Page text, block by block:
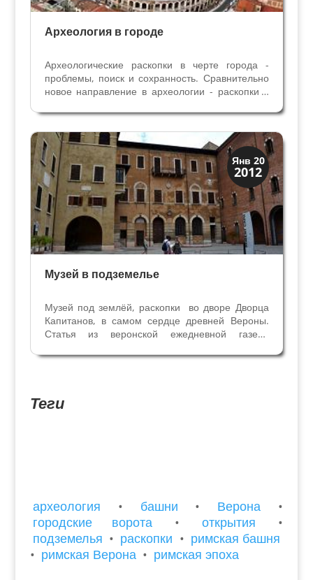
Археология в городе
Археологические раскопки в черте города -
проблемы, поиск и сохранность. Сравнительно
новое направление в археологии - раскопки в
проводились в Генуе на холме Св. Сильвестра в
70-х годах прошлого века. Серия раскопок в
Риме,...
Янв 20
2012
Археология
История
Музей в подземелье
Музей под землёй, раскопки во дворе Дворца
Капитанов, в самом сердце древней Вероны.
Статья из веронской ежедневной газеты
века Верона может похвастаться музеем, в
Теги
археология • башни • Верона
•
городские ворота
• открытия
•
подземелья • раскопки • римская башня
• римская Верона • римская эпоха